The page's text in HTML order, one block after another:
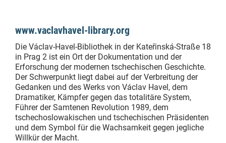
www.vaclavhavel-library.org
Die Václav-Havel-Bibliothek in der Kateřinská-Straße 18
in Prag 2 ist ein Ort der Dokumentation und der
Erforschung der modernen tschechischen Geschichte.
Der Schwerpunkt liegt dabei auf der Verbreitung der
Gedanken und des Werks von Václav Havel, dem
Dramatiker, Kämpfer gegen das totalitäre System,
Führer der Samtenen Revolution 1989, dem
tschechoslowakischen und tschechischen Präsidenten
und dem Symbol für die Wachsamkeit gegen jegliche
Willkür der Macht.